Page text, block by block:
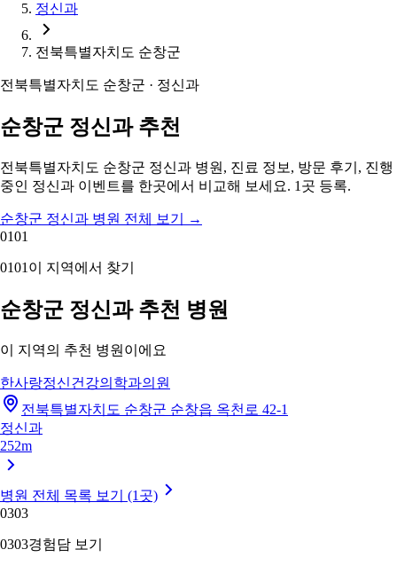
정신과
전북특별자치도 순창군
전북특별자치도 순창군 · 정신과
순창군 정신과 추천
전북특별자치도 순창군 정신과 병원, 진료 정보, 방문 후기, 진행
중인 정신과 이벤트를 한곳에서 비교해 보세요. 1곳 등록.
순창군 정신과 병원 전체 보기
→
0101
0101 이 지역에서 찾기
순창군 정신과 추천 병원
이 지역의 추천 병원이에요
한사랑정신건강의학과의원
전북특별자치도 순창군 순창읍 옥천로 42-1
정신과
252m
병원 전체 목록 보기 (1곳)
0303
0303경험담 보기